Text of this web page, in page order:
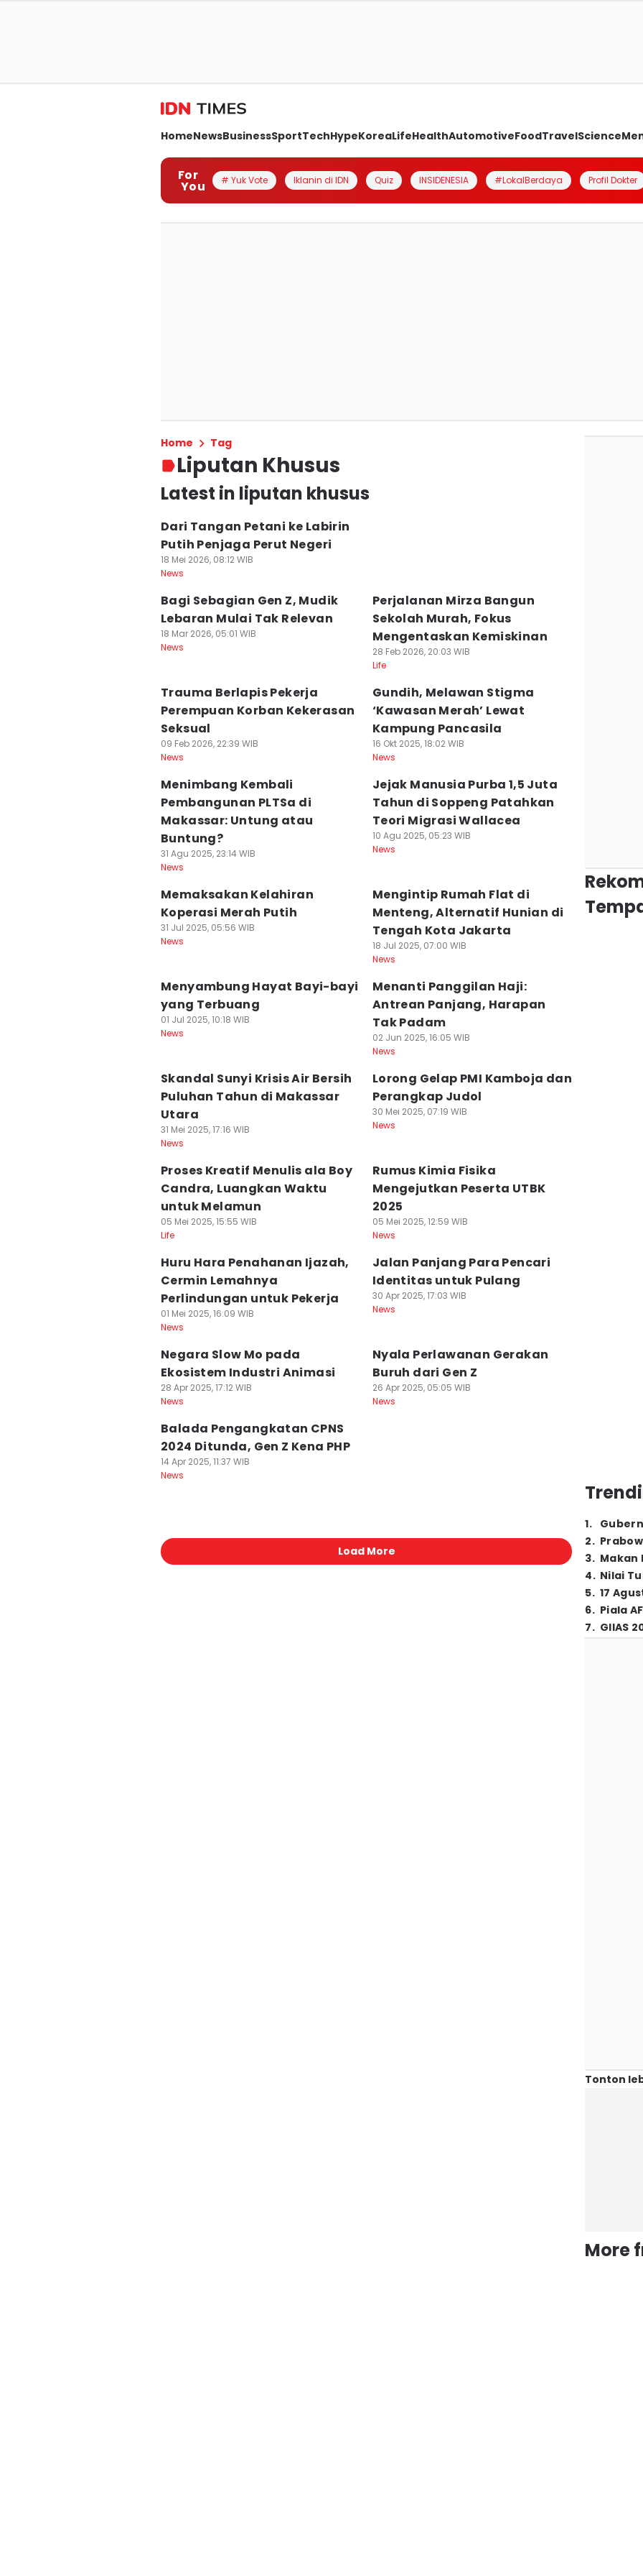
HomeNewsBusinessSportTechHypeKoreaLifeHealthAutomotiveFoodTravelScience
For
You # Yuk Vote Iklanin di IDN Quiz INSIDENESIA #LokalBerdaya Profil Dokter
Home Tag
Liputan Khusus
Latest in liputan khusus
Dari Tangan Petani ke Labirin
Putih Penjaga Perut Negeri
18 Mei 2026, 08:12 WIB
News
Bagi Sebagian Gen Z, Mudik
Lebaran Mulai Tak Relevan
18 Mar 2026, 05:01 WIB
News
Perjalanan Mirza Bangun
Sekolah Murah, Fokus
Mengentaskan Kemiskinan
28 Feb 2026, 20:03 WIB
Life
Trauma Berlapis Pekerja
Perempuan Korban Kekerasan
Seksual
09 Feb 2026, 22:39 WIB
News
Gundih, Melawan Stigma
‘Kawasan Merah’ Lewat
Kampung Pancasila
16 Okt 2025, 18:02 WIB
News
Menimbang Kembali
Pembangunan PLTSa di
Makassar: Untung atau
Buntung?
31 Agu 2025, 23:14 WIB
News
Jejak Manusia Purba 1,5 Juta
Tahun di Soppeng Patahkan
Teori Migrasi Wallacea
10 Agu 2025, 05:23 WIB
News
Memaksakan Kelahiran
Koperasi Merah Putih
31 Jul 2025, 05:56 WIB
News
Mengintip Rumah Flat di
Menteng, Alternatif Hunian di
Tengah Kota Jakarta
18 Jul 2025, 07:00 WIB
News
Menyambung Hayat Bayi-bayi
yang Terbuang
01 Jul 2025, 10:18 WIB
News
Menanti Panggilan Haji:
Antrean Panjang, Harapan
Tak Padam
02 Jun 2025, 16:05 WIB
News
Skandal Sunyi Krisis Air Bersih
Puluhan Tahun di Makassar
Utara
31 Mei 2025, 17:16 WIB
News
Lorong Gelap PMI Kamboja dan
Perangkap Judol
30 Mei 2025, 07:19 WIB
News
Proses Kreatif Menulis ala Boy
Candra, Luangkan Waktu
untuk Melamun
05 Mei 2025, 15:55 WIB
Life
Rumus Kimia Fisika
Mengejutkan Peserta UTBK
2025
05 Mei 2025, 12:59 WIB
News
Huru Hara Penahanan Ijazah,
Cermin Lemahnya
Perlindungan untuk Pekerja
01 Mei 2025, 16:09 WIB
News
Jalan Panjang Para Pencari
Identitas untuk Pulang
30 Apr 2025, 17:03 WIB
News
Negara Slow Mo pada
Ekosistem Industri Animasi
28 Apr 2025, 17:12 WIB
News
Nyala Perlawanan Gerakan
Buruh dari Gen Z
26 Apr 2025, 05:05 WIB
News
Balada Pengangkatan CPNS
2024 Ditunda, Gen Z Kena PHP
14 Apr 2025, 11:37 WIB
News
Load More
1.
2.
3. Makan
4. Nilai
5. 17
6. Piala
7. GIIAS
Tonton
More